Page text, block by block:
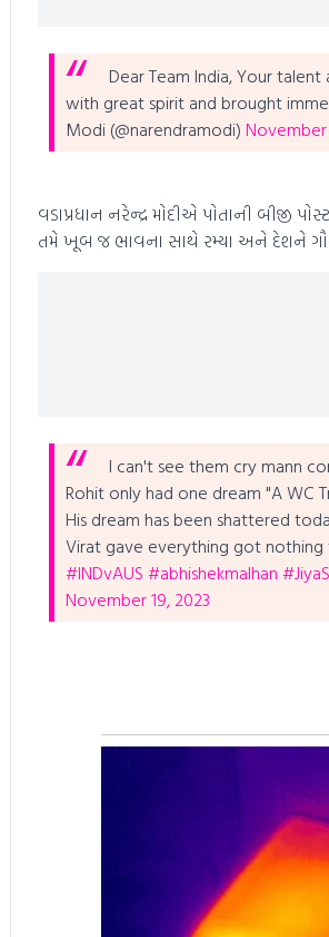
Dear Team India,Your talent
with great spirit and brought
Modi (@narendramodi) November
વડાપ્રધાન નરેન્દ્ર મોદીએ પોતાની બીજી
તમે ખૂબ જ ભાવના સાથે રમ્યા અને દેશને
I can't see them cry mann
Rohit only had one dream "A WC
His dream has been shattered
Virat gave everything got
#INDvAUS #abhishekmalhan
November 19, 2023